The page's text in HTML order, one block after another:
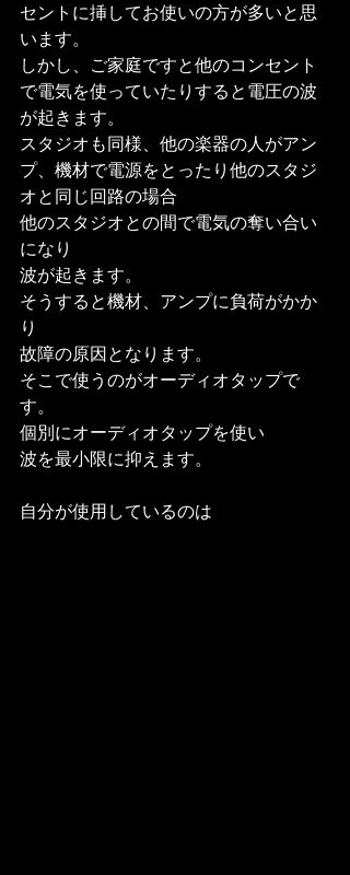
セントに挿してお使いの方が多いと思
います。
しかし、ご家庭ですと他のコンセント
で電気を使っていたりすると電圧の波
が起きます。
スタジオも同様、他の楽器の人がアン
プ、機材で電源をとったり他のスタジ
オと同じ回路の場合
他のスタジオとの間で電気の奪い合い
になり
波が起きます。
そうすると機材、アンプに負荷がかか
り
故障の原因となります。
そこで使うのがオーディオタップで
す。
個別にオーディオタップを使い
波を最小限に抑えます。
自分が使用しているのは